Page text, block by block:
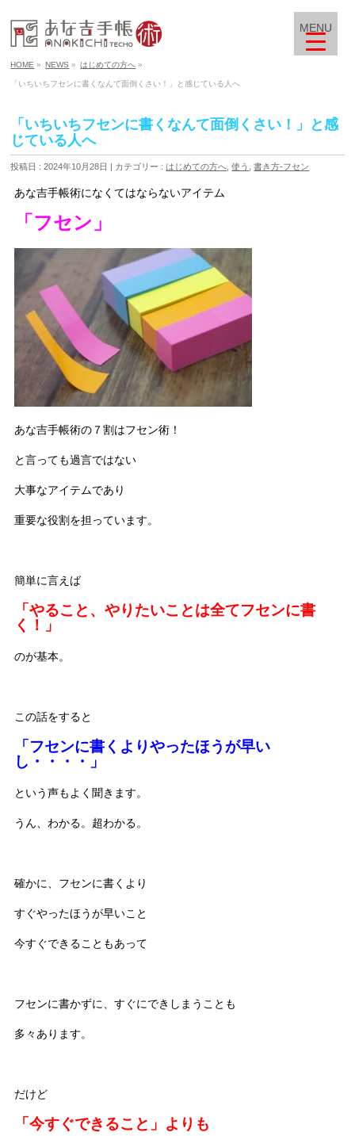
HOME » NEWS » はじめての方へ »
「いちいちフセンに書くなんて面倒くさい！」と感じている人へ
「いちいちフセンに書くなんて面倒くさい！」と感
じている人へ
投稿日 : 2024年10月28日 カテゴリー :はじめての方へ ,使う ,書き方-フセン
あな吉手帳術になくてはならないアイテム
「フセン」
あな吉手帳術の７割はフセン術！
と言っても過言ではない
大事なアイテムであり
重要な役割を担っています。
簡単に言えば
「やること、やりたいことは全てフセンに書
く！」
のが基本。
この話をすると
「フセンに書くよりやったほうが早い
し・・・・」
という声もよく聞きます。
うん、わかる。超わかる。
確かに、フセンに書くより
すぐやったほうが早いこと
今すぐできることもあって
フセンに書かずに、すぐにできしまうことも
多々あります。
だけど
「今すぐできること」よりも
MENU